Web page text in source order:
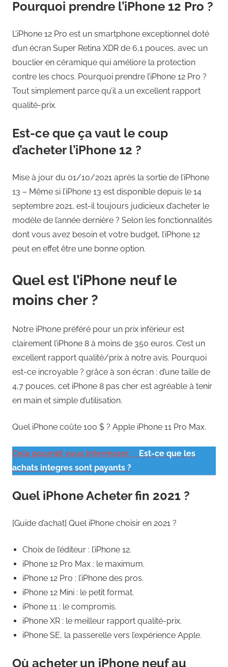
Pourquoi prendre l’iPhone 12 Pro ?
L’iPhone 12 Pro est un smartphone exceptionnel doté
d’un écran Super Retina XDR de 6,1 pouces, avec un
bouclier en céramique qui améliore la protection
contre les chocs. Pourquoi prendre l’iPhone 12 Pro ?
Tout simplement parce qu’il a un excellent rapport
qualité-prix.
Est-ce que ça vaut le coup
d’acheter l’iPhone 12 ?
Mise à jour du 01/10/2021 après la sortie de l’iPhone
13 – Même si l’iPhone 13 est disponible depuis le 14
septembre 2021, est-il toujours judicieux d’acheter le
modèle de l’année dernière ? Selon les fonctionnalités
dont vous avez besoin et votre budget, l’iPhone 12
peut en effet être une bonne option.
Quel est l’iPhone neuf le
moins cher ?
Notre iPhone préféré pour un prix inférieur est
clairement l’iPhone 8 à moins de 350 euros. C’est un
excellent rapport qualité/prix à notre avis. Pourquoi
est-ce incroyable ? grâce à son écran : d’une taille de
4,7 pouces, cet iPhone 8 pas cher est agréable à tenir
en main et simple d’utilisation.
Quel iPhone coûte 100 $ ? Apple iPhone 11 Pro Max.
Cela pourrait vous interrésser :
Est-ce que les
achats integres sont payants ?
Quel iPhone Acheter fin 2021 ?
[Guide d’achat] Quel iPhone choisir en 2021 ?
Choix de l’éditeur : l’iPhone 12.
iPhone 12 Pro Max : le maximum.
iPhone 12 Pro : l’iPhone des pros.
iPhone 12 Mini : le petit format.
iPhone 11 : le compromis.
iPhone XR : le meilleur rapport qualité-prix.
iPhone SE, la passerelle vers l’expérience Apple.
Où acheter un iPhone neuf au